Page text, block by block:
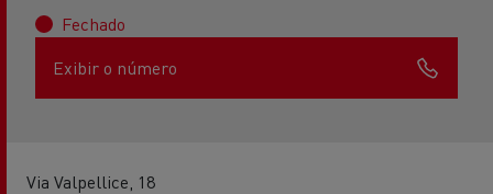
Fechado
Exibir o número
Via Valpellice, 18